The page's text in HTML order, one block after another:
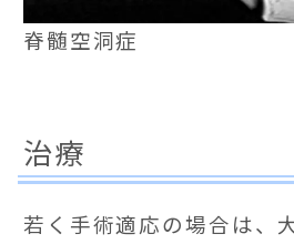
脊髄空洞症
治療
若く手術適応の場合は、